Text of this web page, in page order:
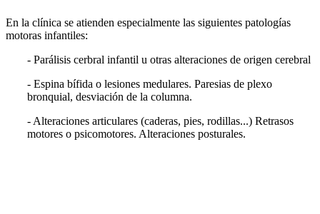
En la clínica se atienden especialmente las siguientes patologías
motoras infantiles:
- Parálisis cerbral infantil u otras alteraciones de origen cerebral
- Espina bífida o lesiones medulares. Paresias de plexo
bronquial, desviación de la columna.
- Alteraciones articulares (caderas, pies, rodillas...) Retrasos
motores o psicomotores. Alteraciones posturales.